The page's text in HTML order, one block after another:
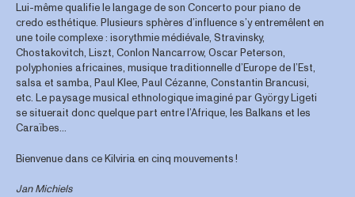
Lui-même qualifie le langage de son Concerto pour piano de
credo esthétique. Plusieurs sphères d’influence s’y entremêlent en
une toile complexe : isorythmie médiévale, Stravinsky,
Chostakovitch, Liszt, Conlon Nancarrow, Oscar Peterson,
polyphonies africaines, musique traditionnelle d’Europe de l’Est,
salsa et samba, Paul Klee, Paul Cézanne, Constantin Brancusi,
etc. Le paysage musical ethnologique imaginé par György Ligeti
se situerait donc quelque part entre l’Afrique, les Balkans et les
Caraïbes...
Bienvenue dans ce Kilviria en cinq mouvements !
Jan Michiels